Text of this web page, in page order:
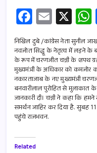
Fa
ce
b
o
o
k
E
m
ail
X
निखिल दुबे /कांग्रेस नेता सुनील
नवजोत सिद्धू के नेतृत्व में लड़ने के
के रूप में चरणजीत चन्नी के शपथ
मुख्यमंत्री के अधिकार को कमजोर
नकारताजाब के नए मुख्यमंत्री
बनवारीलाल पुरोहित से मुलाकात
जानकारी दी। चन्नी ने कहा कि
समर्थन जाहिर कर दिया है. सुबह
पहुंचे राजभवन.
Related